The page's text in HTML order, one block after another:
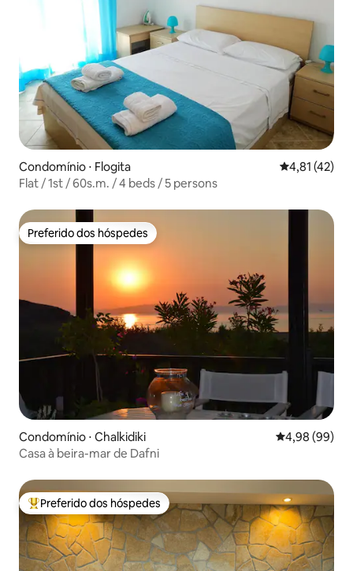
Condomínio ⋅ Flogita 4,81 de uma
4,81 (42)
Flat / 1st / 60s.m. / 4 beds / 5 persons
Preferido dos hóspedes
Preferido dos hóspedes
Condomínio ⋅ Chalkidiki 4,98 de uma
4,98 (99)
Casa à beira-mar de Dafni
Entre os melhores preferidos dos hóspedes
Preferido dos hóspedes